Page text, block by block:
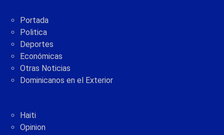
Portada
Politica
Deportes
Económicas
Otras Noticias
Dominicanos en el Exterior
Haiti
Opinion